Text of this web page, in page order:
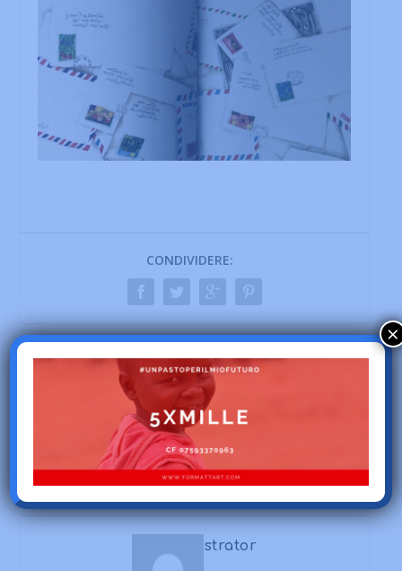
CONDIVIDERE:
PRECEDENTE
IL MARE, LE RETI E UN
CALICE DI VINO. CIAO
Abbraccia la Meraviglia
strator
×